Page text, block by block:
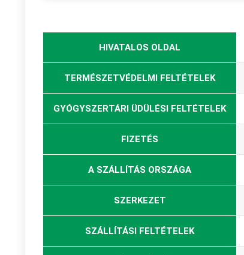
HIVATALOS OLDAL
TERMÉSZETVÉDELMI FELTÉTELEK
GYÓGYSZERTÁRI ÜDÜLÉSI FELTÉTELEK
FIZETÉS
A SZÁLLÍTÁS ORSZÁGA
SZERKEZET
SZÁLLÍTÁSI FELTÉTELEK